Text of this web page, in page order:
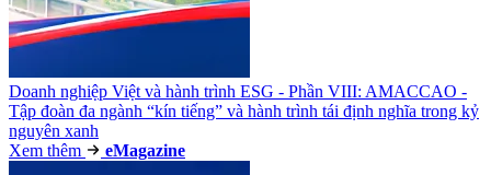
Doanh nghiệp Việt và hành trình ESG - Phần VIII: AMACCAO -
Tập đoàn đa ngành “kín tiếng” và hành trình tái định nghĩa trong kỷ
nguyên xanh
Xem thêm
eMagazine